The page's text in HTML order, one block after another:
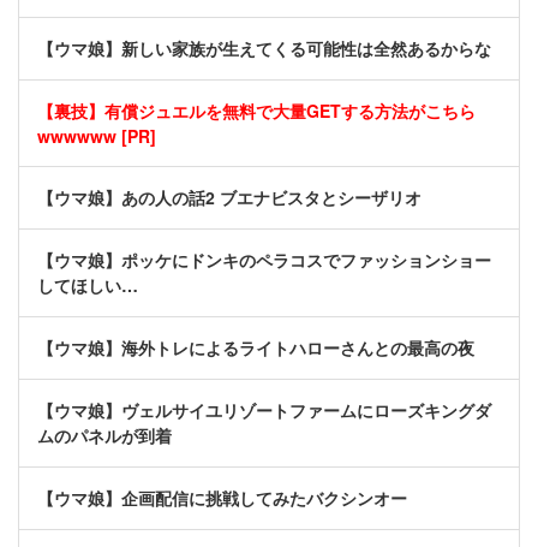
【ウマ娘】新しい家族が生えてくる可能性は全然あるからな
【裏技】有償ジュエルを無料で大量GETする方法がこちら
wwwwww [PR]
【ウマ娘】あの人の話2 ブエナビスタとシーザリオ
【ウマ娘】ポッケにドンキのペラコスでファッションショー
してほしい…
【ウマ娘】海外トレによるライトハローさんとの最高の夜
【ウマ娘】ヴェルサイユリゾートファームにローズキングダ
ムのパネルが到着
【ウマ娘】企画配信に挑戦してみたバクシンオー